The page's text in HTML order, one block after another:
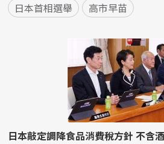
日本首相選舉 高市早苗
日本敲定調降食品消費稅方針 不含